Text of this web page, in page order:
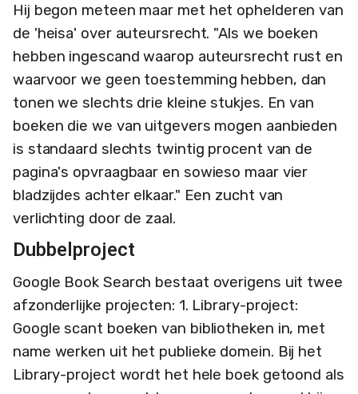
Hij begon meteen maar met het ophelderen van
de 'heisa' over auteursrecht. "Als we boeken
hebben ingescand waarop auteursrecht rust en
waarvoor we geen toestemming hebben, dan
tonen we slechts drie kleine stukjes. En van
boeken die we van uitgevers mogen aanbieden
is standaard slechts twintig procent van de
pagina's opvraagbaar en sowieso maar vier
bladzijdes achter elkaar." Een zucht van
verlichting door de zaal.
Dubbelproject
Google Book Search bestaat overigens uit twee
afzonderlijke projecten: 1. Library-project:
Google scant boeken van bibliotheken in, met
name werken uit het publieke domein. Bij het
Library-project wordt het hele boek getoond als